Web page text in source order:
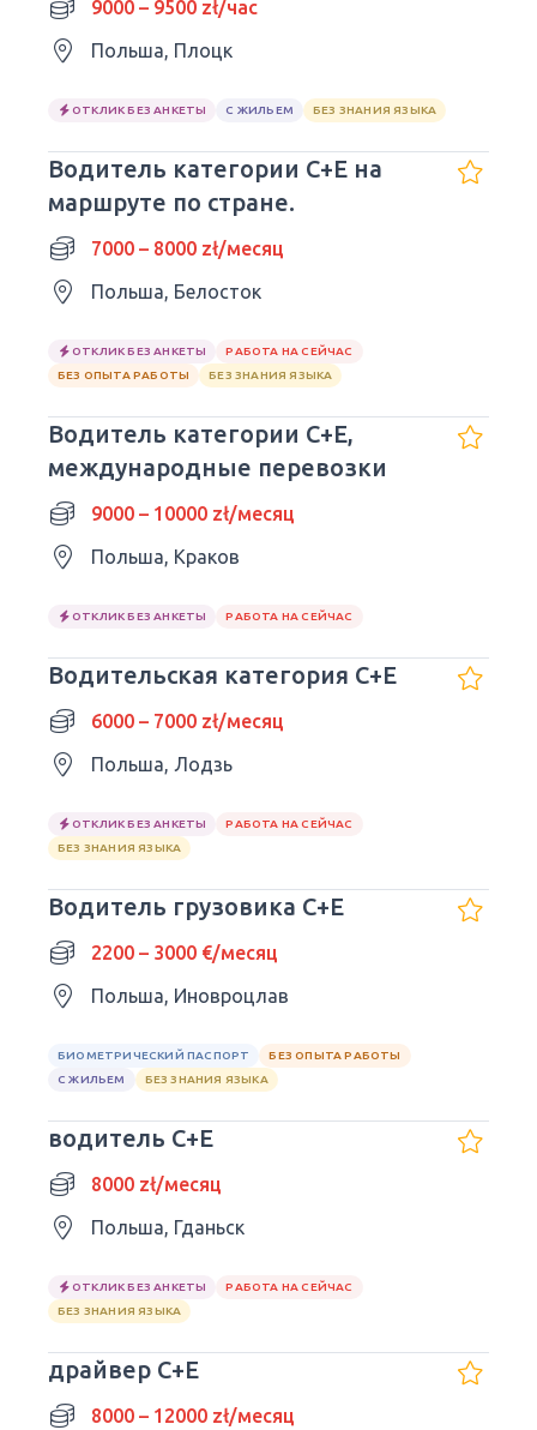
9000 – 9500 zł/час
Польша, Плоцк
ОТКЛИК БЕЗ АНКЕТЫ С ЖИЛЬЕМ БЕЗ ЗНАНИЯ ЯЗЫКА
Водитель категории C+E на
маршруте по стране.
7000 – 8000 zł/месяц
Польша, Белосток
ОТКЛИК БЕЗ АНКЕТЫ
РАБОТА НА СЕЙЧАС
БЕЗ ОПЫТА РАБОТЫ
БЕЗ ЗНАНИЯ ЯЗЫКА
Водитель категории C+E,
международные перевозки
9000 – 10000 zł/месяц
Польша, Краков
ОТКЛИК БЕЗ АНКЕТЫ РАБОТА НА СЕЙЧАС
Водительская категория C+E
6000 – 7000 zł/месяц
Польша, Лодзь
ОТКЛИК БЕЗ АНКЕТЫ
РАБОТА НА СЕЙЧАС
БЕЗ ЗНАНИЯ ЯЗЫКА
Водитель грузовика C+E
2200 – 3000 €/месяц
Польша, Иновроцлав
БИОМЕТРИЧЕСКИЙ ПАСПОРТ
БЕЗ ОПЫТА РАБОТЫ
С ЖИЛЬЕМ
БЕЗ ЗНАНИЯ ЯЗЫКА
водитель C+E
8000 zł/месяц
Польша, Гданьск
ОТКЛИК БЕЗ АНКЕТЫ
РАБОТА НА СЕЙЧАС
БЕЗ ЗНАНИЯ ЯЗЫКА
драйвер C+E
8000 – 12000 zł/месяц